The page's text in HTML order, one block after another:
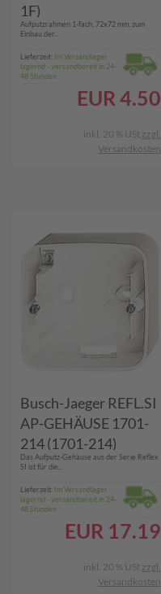
1F)
Aufputzrahmen 1-fach, 72x72 mm, zum
Einbau der...
Lieferzeit: Im Versandlager
lagernd - versandbereit in 24-
48 Stunden
EUR 4.50
inkl. 20 % USt zzgl.
Versandkosten
Busch-Jaeger REFL.SI
AP-GEHÄUSE 1701-
214 (1701-214)
Das Aufputz-Gehäuse aus der Serie Reflex
SI ist für die...
Lieferzeit: Im Versandlager
lagernd - versandbereit in 24-
48 Stunden
EUR 17.19
inkl. 20 % USt zzgl.
Versandkosten